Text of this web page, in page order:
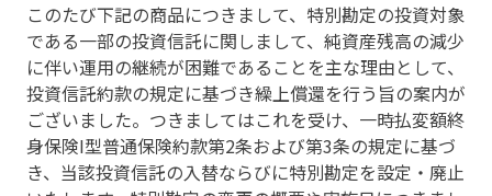
このたび下記の商品につきまして、特別勘定の投資対象
である一部の投資信託に関しまして、純資産残高の減少
に伴い運用の継続が困難であることを主な理由として、
投資信託約款の規定に基づき繰上償還を行う旨の案内が
ございました。つきましてはこれを受け、一時払変額終
身保険I型普通保険約款第2条および第3条の規定に基づ
き、当該投資信託の入替ならびに特別勘定を設定・廃止